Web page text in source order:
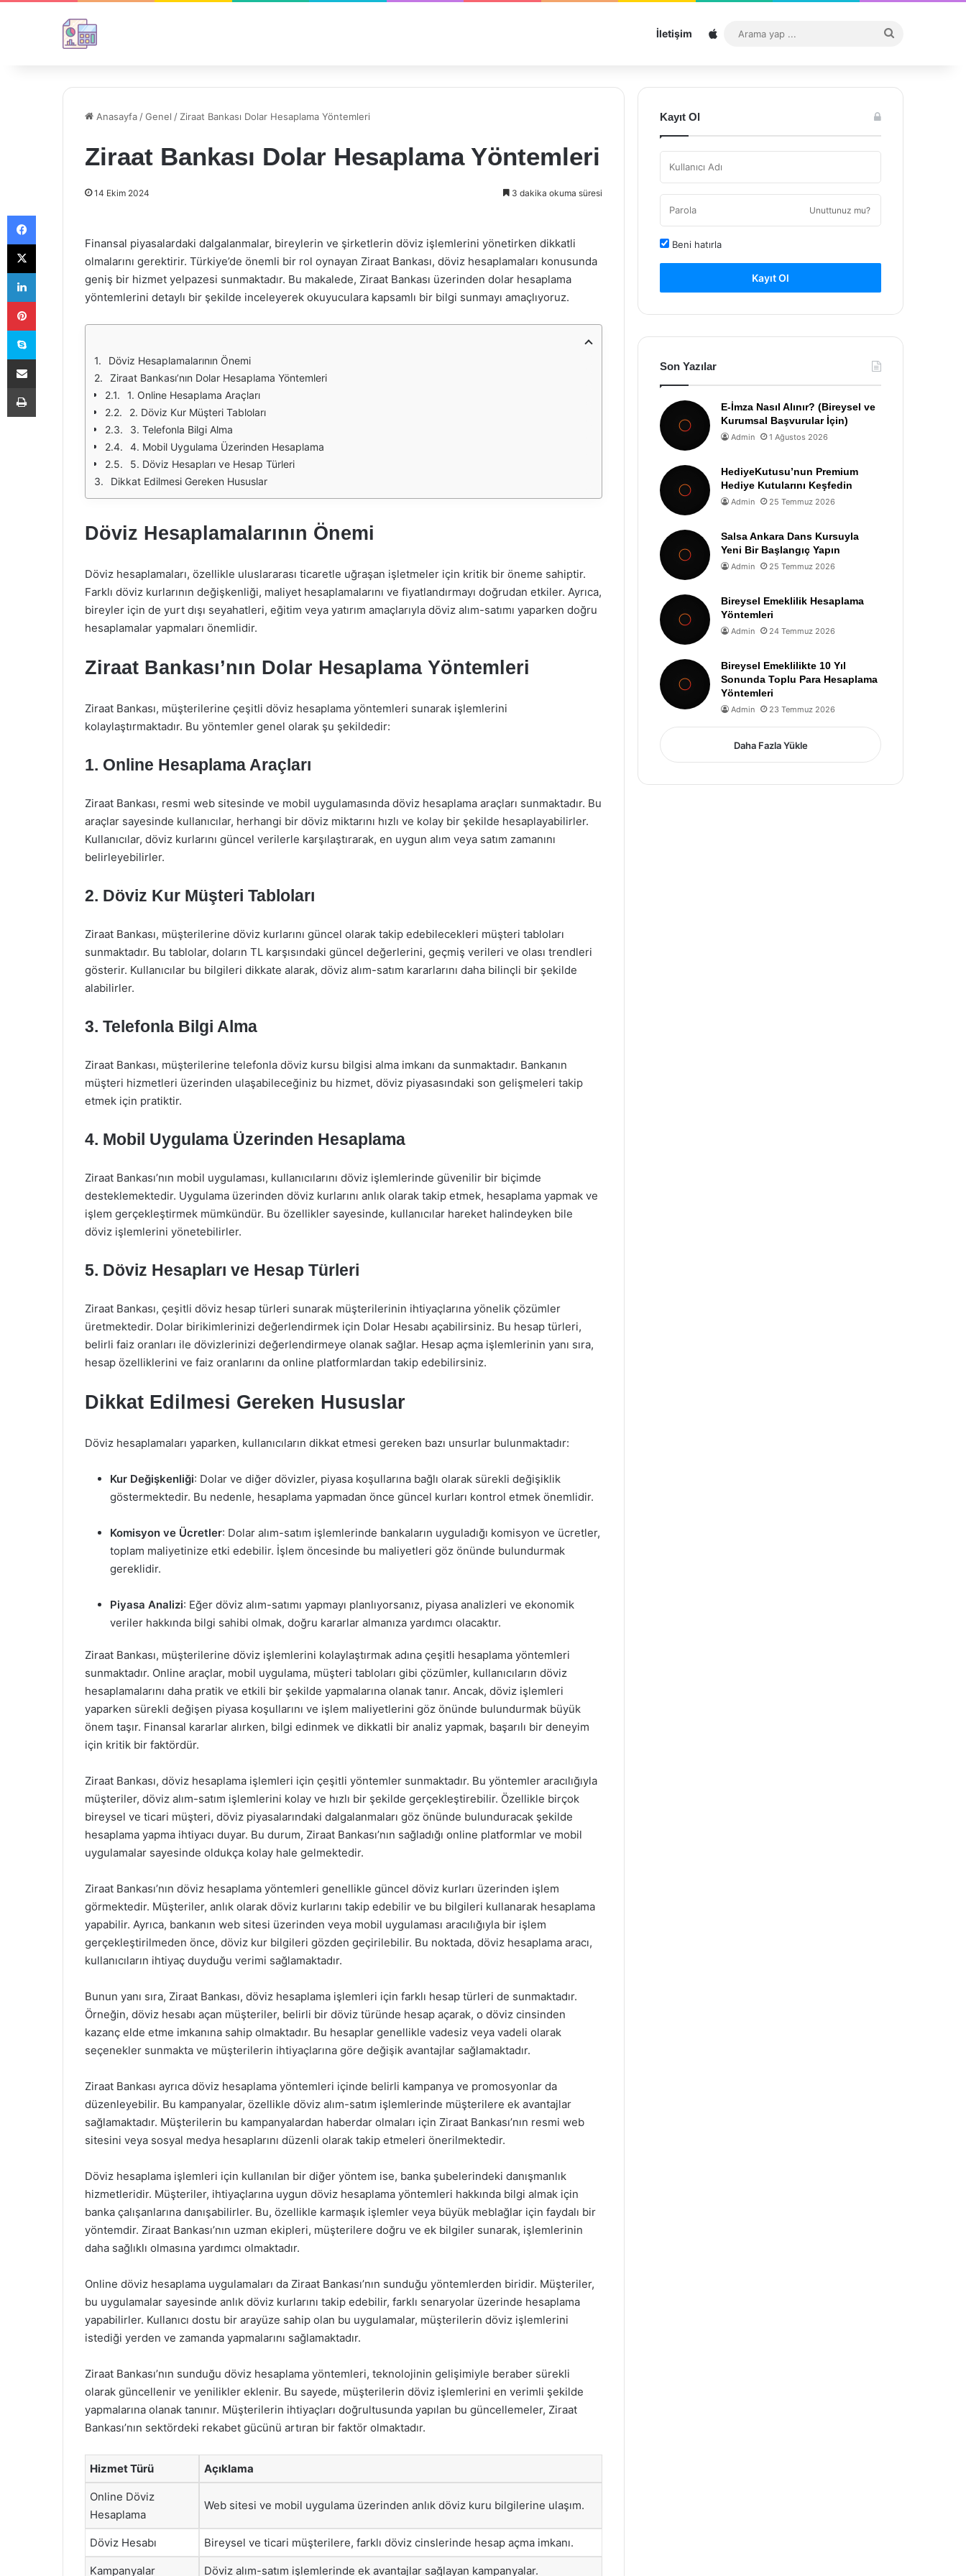
İletişim Sitemap
...
Anasayfa /Genel / Ziraat Bankası Dolar Hesaplama Yöntemleri
Ziraat Bankası Dolar Hesaplama Yöntemleri
14 Ekim 2024 3 dakika okuma süresi
Finansal piyasalardaki dalgalanmalar, bireylerin ve şirketlerin döviz işlemlerini yönetirken dikkatli
olmalarını gerektirir. Türkiye’de önemli bir rol oynayan Ziraat Bankası, döviz hesaplamaları konusunda
geniş bir hizmet yelpazesi sunmaktadır. Bu makalede, Ziraat Bankası üzerinden dolar hesaplama
yöntemlerini detaylı bir şekilde inceleyerek okuyuculara kapsamlı bir bilgi sunmayı amaçlıyoruz.
Döviz Hesaplamalarının Önemi
Ziraat Bankası’nın Dolar Hesaplama Yöntemleri
1. Online Hesaplama Araçları
2. Döviz Kur Müşteri Tabloları
3. Telefonla Bilgi Alma
4. Mobil Uygulama Üzerinden Hesaplama
5. Döviz Hesapları ve Hesap Türleri
Dikkat Edilmesi Gereken Hususlar
Döviz Hesaplamalarının Önemi
Döviz hesaplamaları, özellikle uluslararası ticaretle uğraşan işletmeler için kritik bir öneme sahiptir.
Farklı döviz kurlarının değişkenliği, maliyet hesaplamalarını ve fiyatlandırmayı doğrudan etkiler. Ayrıca,
bireyler için de yurt dışı seyahatleri, eğitim veya yatırım amaçlarıyla döviz alım-satımı yaparken doğru
hesaplamalar yapmaları önemlidir.
Ziraat Bankası’nın Dolar Hesaplama Yöntemleri
Ziraat Bankası, müşterilerine çeşitli döviz hesaplama yöntemleri sunarak işlemlerini
kolaylaştırmaktadır. Bu yöntemler genel olarak şu şekildedir:
1. Online Hesaplama Araçları
Ziraat Bankası, resmi web sitesinde ve mobil uygulamasında döviz hesaplama araçları sunmaktadır. Bu
araçlar sayesinde kullanıcılar, herhangi bir döviz miktarını hızlı ve kolay bir şekilde hesaplayabilirler.
Kullanıcılar, döviz kurlarını güncel verilerle karşılaştırarak, en uygun alım veya satım zamanını
belirleyebilirler.
2. Döviz Kur Müşteri Tabloları
Ziraat Bankası, müşterilerine döviz kurlarını güncel olarak takip edebilecekleri müşteri tabloları
sunmaktadır. Bu tablolar, doların TL karşısındaki güncel değerlerini, geçmiş verileri ve olası trendleri
gösterir. Kullanıcılar bu bilgileri dikkate alarak, döviz alım-satım kararlarını daha bilinçli bir şekilde
alabilirler.
3. Telefonla Bilgi Alma
Ziraat Bankası, müşterilerine telefonla döviz kursu bilgisi alma imkanı da sunmaktadır. Bankanın
müşteri hizmetleri üzerinden ulaşabileceğiniz bu hizmet, döviz piyasasındaki son gelişmeleri takip
etmek için pratiktir.
4. Mobil Uygulama Üzerinden Hesaplama
Ziraat Bankası’nın mobil uygulaması, kullanıcılarını döviz işlemlerinde güvenilir bir biçimde
desteklemektedir. Uygulama üzerinden döviz kurlarını anlık olarak takip etmek, hesaplama yapmak ve
işlem gerçekleştirmek mümkündür. Bu özellikler sayesinde, kullanıcılar hareket halindeyken bile
döviz işlemlerini yönetebilirler.
5. Döviz Hesapları ve Hesap Türleri
Ziraat Bankası, çeşitli döviz hesap türleri sunarak müşterilerinin ihtiyaçlarına yönelik çözümler
üretmektedir. Dolar birikimlerinizi değerlendirmek için Dolar Hesabı açabilirsiniz. Bu hesap türleri,
belirli faiz oranları ile dövizlerinizi değerlendirmeye olanak sağlar. Hesap açma işlemlerinin yanı sıra,
hesap özelliklerini ve faiz oranlarını da online platformlardan takip edebilirsiniz.
Dikkat Edilmesi Gereken Hususlar
Döviz hesaplamaları yaparken, kullanıcıların dikkat etmesi gereken bazı unsurlar bulunmaktadır:
Kur Değişkenliği: Dolar ve diğer dövizler, piyasa koşullarına bağlı olarak sürekli değişiklik
göstermektedir. Bu nedenle, hesaplama yapmadan önce güncel kurları kontrol etmek önemlidir.
Komisyon ve Ücretler: Dolar alım-satım işlemlerinde bankaların uyguladığı komisyon ve ücretler,
toplam maliyetinize etki edebilir. İşlem öncesinde bu maliyetleri göz önünde bulundurmak
gereklidir.
Piyasa Analizi: Eğer döviz alım-satımı yapmayı planlıyorsanız, piyasa analizleri ve ekonomik
veriler hakkında bilgi sahibi olmak, doğru kararlar almanıza yardımcı olacaktır.
Ziraat Bankası, müşterilerine döviz işlemlerini kolaylaştırmak adına çeşitli hesaplama yöntemleri
sunmaktadır. Online araçlar, mobil uygulama, müşteri tabloları gibi çözümler, kullanıcıların döviz
hesaplamalarını daha pratik ve etkili bir şekilde yapmalarına olanak tanır. Ancak, döviz işlemleri
yaparken sürekli değişen piyasa koşullarını ve işlem maliyetlerini göz önünde bulundurmak büyük
önem taşır. Finansal kararlar alırken, bilgi edinmek ve dikkatli bir analiz yapmak, başarılı bir deneyim
için kritik bir faktördür.
Ziraat Bankası, döviz hesaplama işlemleri için çeşitli yöntemler sunmaktadır. Bu yöntemler aracılığıyla
müşteriler, döviz alım-satım işlemlerini kolay ve hızlı bir şekilde gerçekleştirebilir. Özellikle birçok
bireysel ve ticari müşteri, döviz piyasalarındaki dalgalanmaları göz önünde bulunduracak şekilde
hesaplama yapma ihtiyacı duyar. Bu durum, Ziraat Bankası’nın sağladığı online platformlar ve mobil
uygulamalar sayesinde oldukça kolay hale gelmektedir.
Ziraat Bankası’nın döviz hesaplama yöntemleri genellikle güncel döviz kurları üzerinden işlem
görmektedir. Müşteriler, anlık olarak döviz kurlarını takip edebilir ve bu bilgileri kullanarak hesaplama
yapabilir. Ayrıca, bankanın web sitesi üzerinden veya mobil uygulaması aracılığıyla bir işlem
gerçekleştirilmeden önce, döviz kur bilgileri gözden geçirilebilir. Bu noktada, döviz hesaplama aracı,
kullanıcıların ihtiyaç duyduğu verimi sağlamaktadır.
Bunun yanı sıra, Ziraat Bankası, döviz hesaplama işlemleri için farklı hesap türleri de sunmaktadır.
Örneğin, döviz hesabı açan müşteriler, belirli bir döviz türünde hesap açarak, o döviz cinsinden
kazanç elde etme imkanına sahip olmaktadır. Bu hesaplar genellikle vadesiz veya vadeli olarak
seçenekler sunmakta ve müşterilerin ihtiyaçlarına göre değişik avantajlar sağlamaktadır.
Ziraat Bankası ayrıca döviz hesaplama yöntemleri içinde belirli kampanya ve promosyonlar da
düzenleyebilir. Bu kampanyalar, özellikle döviz alım-satım işlemlerinde müşterilere ek avantajlar
sağlamaktadır. Müşterilerin bu kampanyalardan haberdar olmaları için Ziraat Bankası’nın resmi web
sitesini veya sosyal medya hesaplarını düzenli olarak takip etmeleri önerilmektedir.
Döviz hesaplama işlemleri için kullanılan bir diğer yöntem ise, banka şubelerindeki danışmanlık
hizmetleridir. Müşteriler, ihtiyaçlarına uygun döviz hesaplama yöntemleri hakkında bilgi almak için
banka çalışanlarına danışabilirler. Bu, özellikle karmaşık işlemler veya büyük meblağlar için faydalı bir
yöntemdir. Ziraat Bankası’nın uzman ekipleri, müşterilere doğru ve ek bilgiler sunarak, işlemlerinin
daha sağlıklı olmasına yardımcı olmaktadır.
Online döviz hesaplama uygulamaları da Ziraat Bankası’nın sunduğu yöntemlerden biridir. Müşteriler,
bu uygulamalar sayesinde anlık döviz kurlarını takip edebilir, farklı senaryolar üzerinde hesaplama
yapabilirler. Kullanıcı dostu bir arayüze sahip olan bu uygulamalar, müşterilerin döviz işlemlerini
istediği yerden ve zamanda yapmalarını sağlamaktadır.
Ziraat Bankası’nın sunduğu döviz hesaplama yöntemleri, teknolojinin gelişimiyle beraber sürekli
olarak güncellenir ve yenilikler eklenir. Bu sayede, müşterilerin döviz işlemlerini en verimli şekilde
yapmalarına olanak tanınır. Müşterilerin ihtiyaçları doğrultusunda yapılan bu güncellemeler, Ziraat
Bankası’nın sektördeki rekabet gücünü artıran bir faktör olmaktadır.
Hizmet Türü Açıklama
Online Döviz
Hesaplama
Web sitesi ve mobil uygulama üzerinden anlık döviz kuru bilgilerine ulaşım.
Döviz Hesabı Bireysel ve ticari müşterilere, farklı döviz cinslerinde hesap açma imkanı.
Kampanyalar Döviz alım-satım işlemlerinde ek avantajlar sağlayan kampanyalar.
Kayıt Ol
Unuttunuz mu?
Beni hatırla
Kayıt Ol
Son Yazılar
E-İmza Nasıl Alınır? (Bireysel ve
Kurumsal Başvurular İçin)
Admin 1 Ağustos 2026
HediyeKutusu’nun Premium
Hediye Kutularını Keşfedin
Admin 25 Temmuz 2026
Salsa Ankara Dans Kursuyla
Yeni Bir Başlangıç Yapın
Admin 25 Temmuz 2026
Bireysel Emeklilik Hesaplama
Yöntemleri
Admin 24 Temmuz 2026
Bireysel Emeklilikte 10 Yıl
Sonunda Toplu Para Hesaplama
Yöntemleri
Admin 23 Temmuz 2026
Daha Fazla Yükle
Facebook
X
LinkedIn
Pinterest
Skype
E-Posta ile paylaş